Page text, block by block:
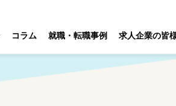
コラム 就職・転職事例 求人企業の皆